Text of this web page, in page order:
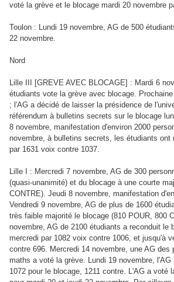
voté la grève et le blocage mardi 20 novembre
Toulon : Lundi 19 novembre, AG de 500
22 novembre.
Nord
Lille III [GREVE AVEC BLOCAGE] : Mardi 6
étudiants vote la grève avec blocage.
; l'AG a décidé de laisser la présidence de
référendum à bulletins secrets sur le blocage
8 novembre, manifestation d'environ 2000
novembre, à bulletins secrets, les étudiants ont
par 1631 voix contre 1037.
Lille I : Mercredi 7 novembre, AG de 300
(quasi-unanimité) et du blocage à une courte
CONTRE). Jeudi 8 novembre, manifestation
Vendredi 9 novembre, AG de plus de 1600
très faible majorité le blocage (810 POUR, 800
novembre, AG de 2100 étudiants a reconduit le
mercredi par 1082 voix contre 1006, et jusqu'à
contre 696. Mercredi 14 novembre, une AG des
maths a voté la grève. Lundi 19 novembre,
1072 pour le blocage, 1211 contre. L'AG a voté